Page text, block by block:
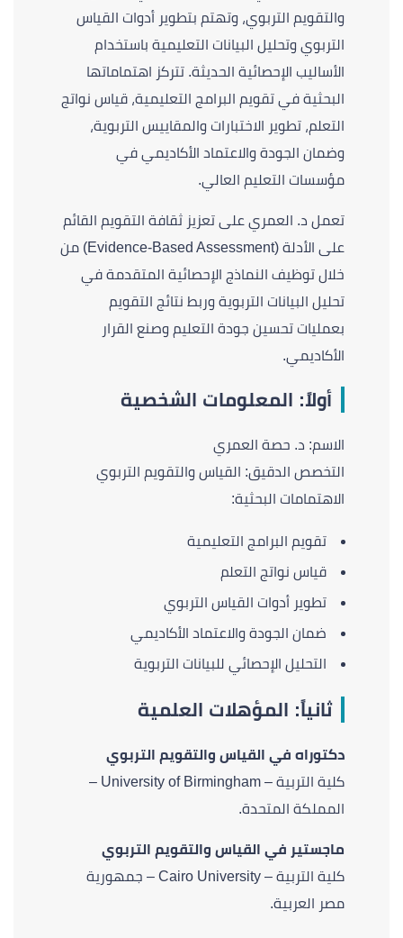
والتقويم التربوي، وتهتم بتطوير أدوات القياس
التربوي وتحليل البيانات التعليمية باستخدام
الأساليب الإحصائية الحديثة. تتركز اهتماماتها
البحثية في تقويم البرامج التعليمية، قياس نواتج
التعلم، تطوير الاختبارات والمقاييس التربوية،
وضمان الجودة والاعتماد الأكاديمي في
مؤسسات التعليم العالي.
تعمل د. العمري على تعزيز ثقافة التقويم القائم
على الأدلة (Evidence-Based Assessment) من
خلال توظيف النماذج الإحصائية المتقدمة في
تحليل البيانات التربوية وربط نتائج التقويم
بعمليات تحسين جودة التعليم وصنع القرار
الأكاديمي.
أولاً: المعلومات الشخصية
الاسم: د. حصة العمري
التخصص الدقيق: القياس والتقويم التربوي
الاهتمامات البحثية:
تقويم البرامج التعليمية
قياس نواتج التعلم
تطوير أدوات القياس التربوي
ضمان الجودة والاعتماد الأكاديمي
التحليل الإحصائي للبيانات التربوية
ثانياً: المؤهلات العلمية
دكتوراه في القياس والتقويم التربوي
كلية التربية – University of Birmingham –
المملكة المتحدة.
ماجستير في القياس والتقويم التربوي
كلية التربية – Cairo University – جمهورية
مصر العربية.